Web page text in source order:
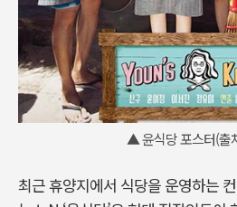
▲ 윤식당 포스터(출
최근 휴양지에서 식당을 운영하는